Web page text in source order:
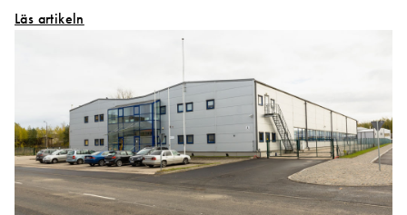
Läs artikeln